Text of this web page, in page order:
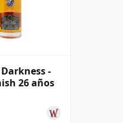
-
26 años